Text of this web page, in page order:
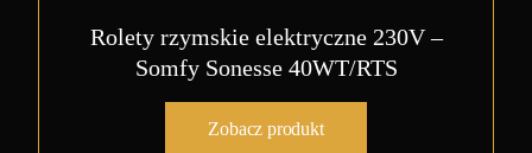
Rolety rzymskie elektryczne 230V –
Somfy Sonesse 40WT/RTS
Zobacz produkt